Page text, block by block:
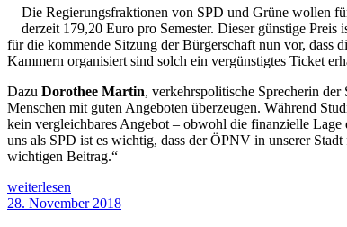
Die Regierungsfraktionen von SPD und Grüne wollen
derzeit 179,20 Euro pro Semester. Dieser günstige
für die kommende Sitzung der Bürgerschaft nun vor, dass
Kammern organisiert sind solch ein vergünstigtes Ticket
Dazu Dorothee Martin, verkehrspolitische Sprecherin
Menschen mit guten Angeboten überzeugen. Während
kein vergleichbares Angebot – obwohl die finanzielle
uns als SPD ist es wichtig, dass der ÖPNV in unserer
wichtigen Beitrag.“
„Vergünstigter
HVV:
weiterlesen
Veröffentlicht
28. November 2018